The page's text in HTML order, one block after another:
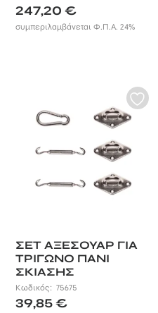
247,20€
συμπεριλαμβάνεται Φ.Π.Α. 24%
ΣΕΤ ΑΞΕΣΟΥΑΡ ΓΙΑ
ΤΡΙΓΩΝΟ ΠΑΝΙ
ΣΚΙΑΣΗΣ
Κωδικός:75675
39,85€